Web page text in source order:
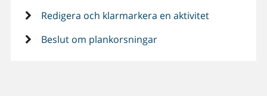
Redigera och klarmarkera en aktivitet
Beslut om plankorsningar